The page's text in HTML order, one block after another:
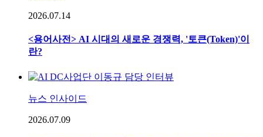
2026.07.14
<용어사전> AI 시대의 새로운 경쟁력, '토큰(Token)'이
란?
뉴스 인사이드
2026.07.09